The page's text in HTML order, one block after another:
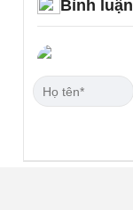
Bình luận